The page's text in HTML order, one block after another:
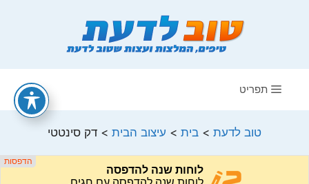
תפריט
טוב לדעת > בית > עיצוב הבית > דק סינטטי